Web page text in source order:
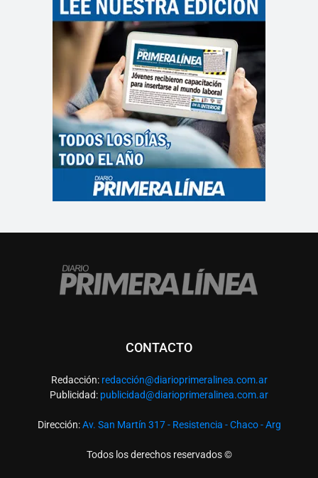
CONTACTO
Redacción: redacción@diarioprimeralinea.com.ar
Publicidad: publicidad@diarioprimeralinea.com.ar
Dirección:Av. San Martín 317 - Resistencia - Chaco - Arg
Todos los derechos reservados ©